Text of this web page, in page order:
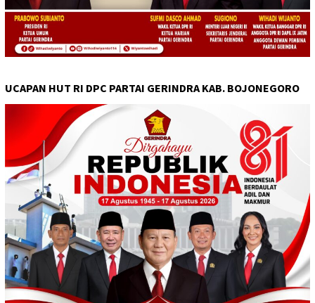
UCAPAN HUT RI DPC PARTAI GERINDRA KAB. BOJONEGORO